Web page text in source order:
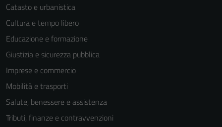
Catasto e urbanistica
Cultura e tempo libero
Educazione e formazione
Giustizia e sicurezza pubblica
Imprese e commercio
Mobilità e trasporti
Salute, benessere e assistenza
Tributi, finanze e contravvenzioni